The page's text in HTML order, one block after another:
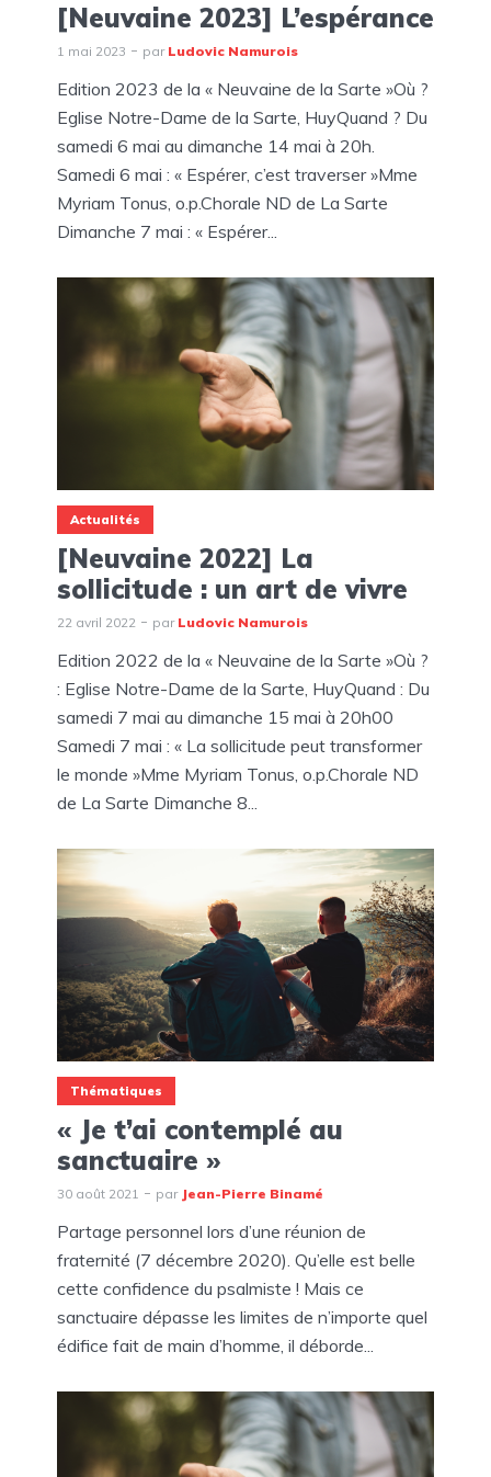
[Neuvaine 2023] L’espérance
1 mai 2023 par Ludovic Namurois
Edition 2023 de la « Neuvaine de la Sarte »Où ?
Eglise Notre-Dame de la Sarte, HuyQuand ? Du
samedi 6 mai au dimanche 14 mai à 20h.
Samedi 6 mai : « Espérer, c’est traverser »Mme
Myriam Tonus, o.p.Chorale ND de La Sarte
Dimanche 7 mai : « Espérer...
Actualités
[Neuvaine 2022] La
sollicitude : un art de vivre
22 avril 2022 par Ludovic Namurois
Edition 2022 de la « Neuvaine de la Sarte »Où ?
: Eglise Notre-Dame de la Sarte, HuyQuand : Du
samedi 7 mai au dimanche 15 mai à 20h00
Samedi 7 mai : « La sollicitude peut transformer
le monde »Mme Myriam Tonus, o.p.Chorale ND
de La Sarte Dimanche 8...
Thématiques
« Je t’ai contemplé au
sanctuaire »
30 août 2021 par Jean-Pierre Binamé
Partage personnel lors d’une réunion de
fraternité (7 décembre 2020). Qu’elle est belle
cette confidence du psalmiste ! Mais ce
sanctuaire dépasse les limites de n’importe quel
édifice fait de main d’homme, il déborde...